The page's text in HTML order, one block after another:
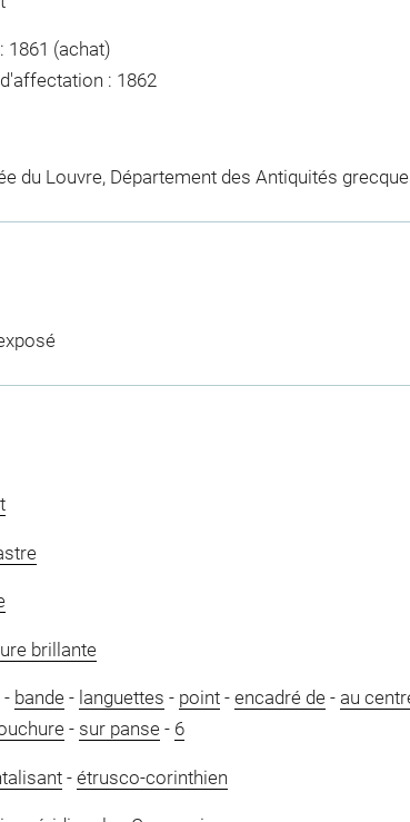
1861 (achat)
: 1862
du Louvre, Département des Antiquités
brillante
- bande- languettes - point- encadré de- au
- sur panse- 6
- étrusco-corinthien